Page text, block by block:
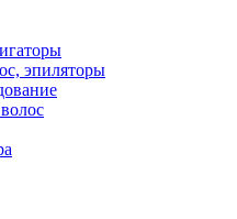
эпиляторы